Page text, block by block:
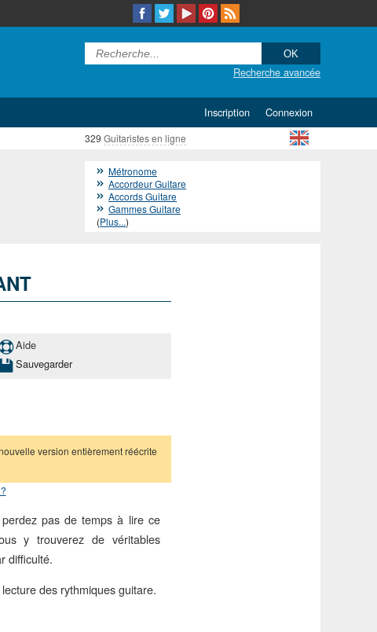
Recherche avancée
Connexion
Inscription
329 Guitaristes en ligne
Métronome
Accordeur Guitare
Accords Guitare
Gammes Guitare
(Plus...)
Aide
Sauvegarder
version entièrement réécrite
pas de temps à lire ce
y trouverez de véritables
difficulté.
des rythmiques guitare.